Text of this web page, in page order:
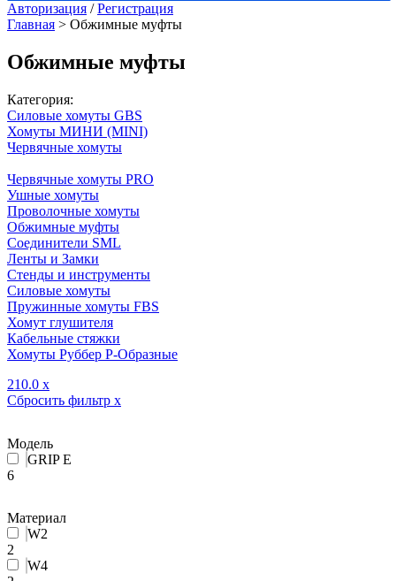
Авторизация /Регистрация
Главная > Обжимные муфты
Обжимные муфты
Категория:
Силовые хомуты GBS
Хомуты МИНИ (MINI)
Червячные хомуты
Червячные хомуты PRO
Ушные хомуты
Проволочные хомуты
Обжимные муфты
Соединители SML
Ленты и Замки
Стенды и инструменты
Силовые хомуты
Пружинные хомуты FBS
Хомут глушителя
Кабельные стяжки
Хомуты Руббер Р-Образные
210.0 x
Сбросить фильтр x
Модель
GRIP E
6
Материал
W2
2
W4